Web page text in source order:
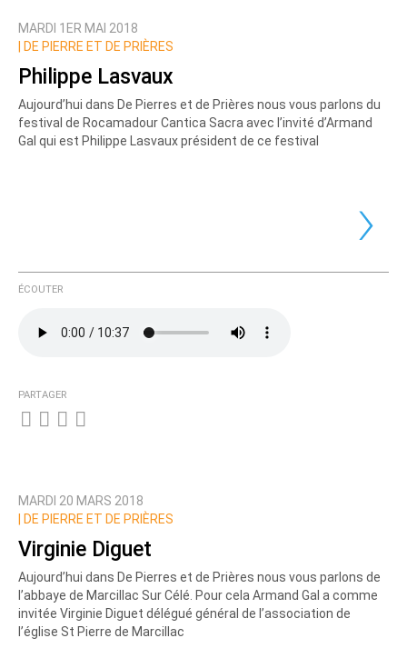
›
MARDI 1ER MAI 2018
DE PIERRE ET DE PRIÈRES
Philippe Lasvaux
Aujourd’hui dans De Pierres et de Prières nous vous parlons du
festival de Rocamadour Cantica Sacra avec l’invité d’Armand
Gal qui est Philippe Lasvaux président de ce festival
ÉCOUTER
PARTAGER
MARDI 20 MARS 2018
DE PIERRE ET DE PRIÈRES
Virginie Diguet
Aujourd’hui dans De Pierres et de Prières nous vous parlons de
l’abbaye de Marcillac Sur Célé. Pour cela Armand Gal a comme
invitée Virginie Diguet délégué général de l’association de
l’église St Pierre de Marcillac